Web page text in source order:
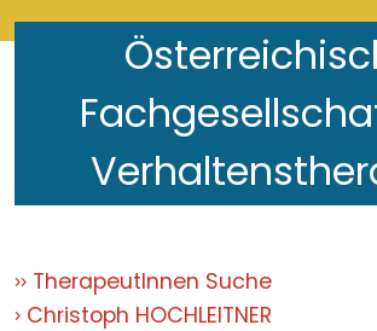
TherapeutInnen Suche
Christoph HOCHLEITNER